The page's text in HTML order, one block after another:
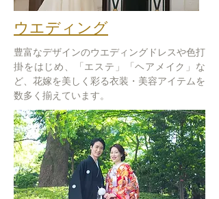
ウエディング
豊富なデザインのウエディングドレスや色打
掛をはじめ、「エステ」「ヘアメイク」な
ど、花嫁を美しく彩る衣装・美容アイテムを
数多く揃えています。